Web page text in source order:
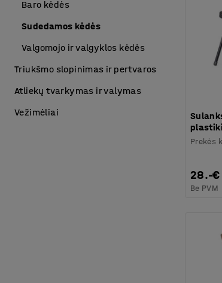
Prekės
28.-€
Be PVM
Baro kėdės
Sudedamos kėdės
Valgomojo ir valgyklos kėdės
Triukšmo slopinimas ir pertvaros
Atliekų tvarkymas ir valymas
Vežimėliai